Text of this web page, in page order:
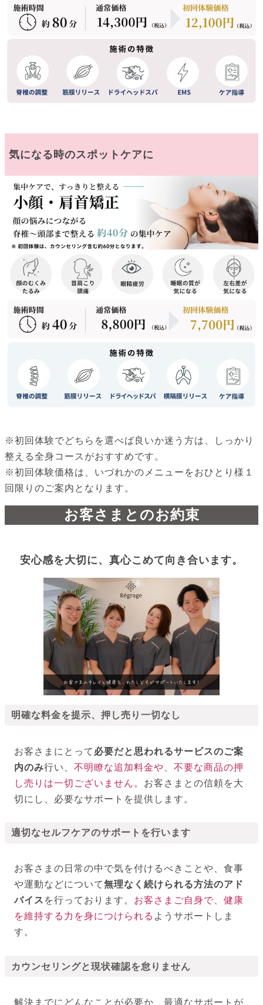
気になる時のスポットケアに
※初回体験でどちらを選べば良いか迷う方は、しっかり
整える全身コースがおすすめです。
※初回体験価格は、いづれかのメニューをおひとり様１
回限りのご案内となります。
お客さまとのお約束
安心感を大切に、真心こめて向き合います。
明確な料金を提示、押し売り一切なし
お客さまにとって 必要だと思われるサービスのご案
内のみ行い、 不明瞭な追加料金や、不要な商品の押
し売りは一切ございません 。お客さまとの信頼を大
切にし、必要なサポートを提供します。
適切なセルフケアのサポートを行います
お客さまの日常の中で気を付けるべきことや、食事
や運動などについて無理なく続けられる方法のアド
バイス を行っております。 お客さまご自身で、健康
を維持する力を身につけられる ようサポートしま
す。
カウンセリングと現状確認を怠りません
解決までにどんなことが必要か、最適なサポートが